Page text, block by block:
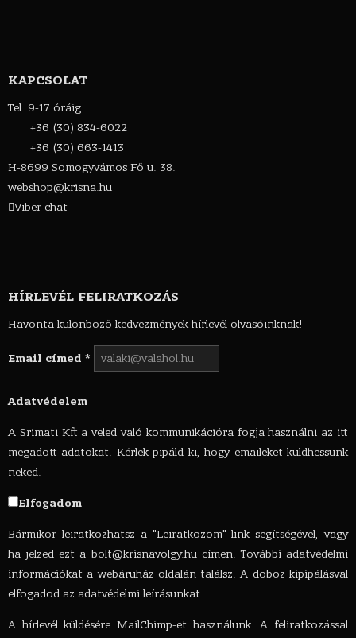
KAPCSOLAT
Tel: 9-17 óráig
+36 (30) 834-6022
+36 (30) 663-1413
H-8699 Somogyvámos Fő u. 38.
webshop@krisna.hu
Viber chat
HÍRLEVÉL FELIRATKOZÁS
Havonta különböző kedvezmények hírlevél olvasóinknak!
Email címed *
Adatvédelem
A Srimati Kft a veled való kommunikációra fogja használni az itt
megadott adatokat. Kérlek pipáld ki, hogy emaileket küldhessünk
neked.
Elfogadom
Bármikor leiratkozhatsz a "Leiratkozom" link segítségével, vagy
ha jelzed ezt a bolt@krisnavolgy.hucímen. További adatvédelmi
információkat a webáruház oldalán találsz. A doboz kipipálásval
elfogadod az adatvédelmi leírásunkat.
A hírlevél küldésére MailChimp-et használunk. A feliratkozással